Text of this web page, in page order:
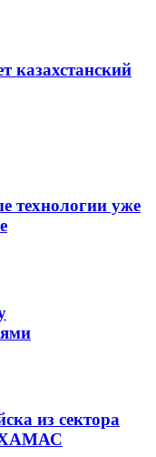
казахстанский
технологии уже
из сектора
ХАМАС